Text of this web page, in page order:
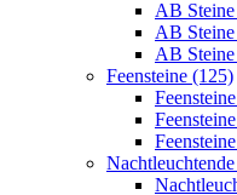
AB Steine
AB
AB
Feensteine (125)